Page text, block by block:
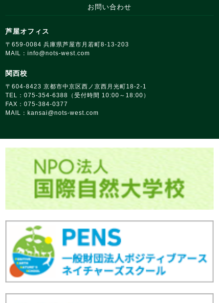
お問い合わせ
芦屋オフィス
〒659‑0084 兵庫県芦屋市月若町8‑13‑203
MAIL：info@nots‑west.com
関西校
〒604-8423 京都市中京区西ノ京西月光町18‑2‑1
TEL：075-354-6388（受付時間 10:00～18:00）
FAX：075-384-0377
MAIL： kansai@nots‑west.com